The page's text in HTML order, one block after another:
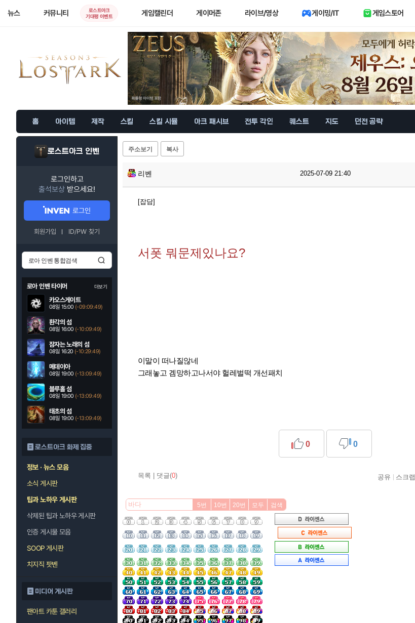
뉴스 커뮤니티
로스트아크
기대평 이벤트
게임캘린더 게이머존 라이브/영상 게이밍/IT 게임스토어
홈 아이템 제작 스킬 스킬 시뮬 아크 패시브 전투 각인 퀘스트 지도 던전 공략
로스트아크 인벤
로그인하고
출석보상 받으세요!
로그인
회원가입 ID/PW 찾기
로아 인벤 타이머 더보기
카오스게이트
08일 15:00 (-09:09:47)
환각의 섬
08일 16:00 (-10:09:47)
잠자는 노래의 섬
08일 16:20 (-10:29:47)
메데이아
08일 19:00 (-13:09:47)
블루홀 섬
08일 19:00 (-13:09:47)
태초의 섬
08일 19:00 (-13:09:47)
로스트아크 화제 집중
정보 · 뉴스 모음
소식 게시판
팁과 노하우 게시판
삭제된 팁과 노하우 게시판
인증 게시물 모음
SOOP 게시판
치지직 팟벤
미디어 게시판
팬아트 카툰 갤러리
주소보기 복사
리벤 2025-07-09 21:40
[잡담]
서폿 뭐문제있나요?
이말이 떠나질않네
그래놓고 겜망하고나서야 헐레벌떡 개선패치
목록 댓글(0)
0 0
공유 스크랩
5번 10번 20번 모두 검색